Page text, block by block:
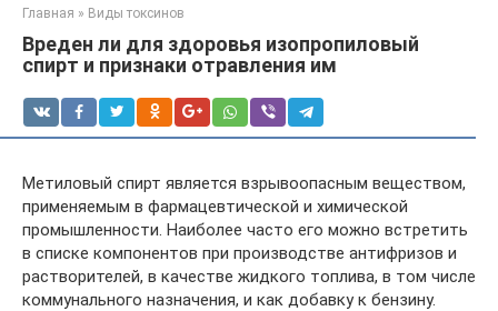
Главная » Виды токсинов
Вреден ли для здоровья изопропиловый
спирт и признаки отравления им
Метиловый спирт является взрывоопасным веществом,
применяемым в фармацевтической и химической
промышленности. Наиболее часто его можно встретить
в списке компонентов при производстве антифризов и
растворителей, в качестве жидкого топлива, в том числе
коммунального назначения, и как добавку к бензину.